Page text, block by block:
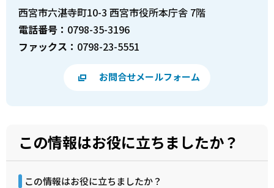
西宮市六湛寺町10-3 西宮市役所本庁舎 7階
電話番号： 0798-35-3196
ファックス： 0798-23-5551
お問合せメールフォーム
この情報はお役に立ちましたか？
この情報はお役に立ちましたか？